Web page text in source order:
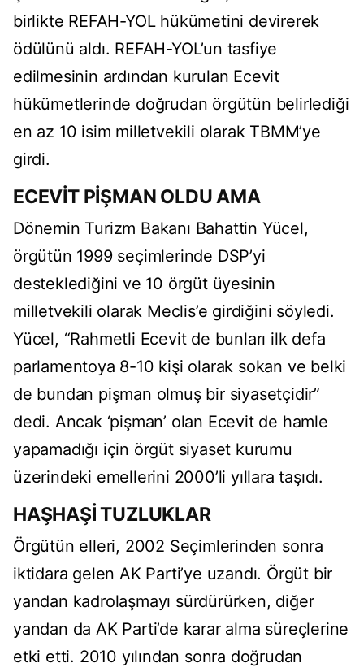
birlikte REFAH-YOL hükümetini devirerek
ödülünü aldı. REFAH-YOL’un tasfiye
edilmesinin ardından kurulan Ecevit
hükümetlerinde doğrudan örgütün belirlediği
en az 10 isim milletvekili olarak TBMM’ye
girdi.
ECEVİT PİŞMAN OLDU AMA
Dönemin Turizm Bakanı Bahattin Yücel,
örgütün 1999 seçimlerinde DSP’yi
desteklediğini ve 10 örgüt üyesinin
milletvekili olarak Meclis’e girdiğini söyledi.
Yücel, “Rahmetli Ecevit de bunları ilk defa
parlamentoya 8-10 kişi olarak sokan ve belki
de bundan pişman olmuş bir siyasetçidir”
dedi. Ancak ‘pişman’ olan Ecevit de hamle
yapamadığı için örgüt siyaset kurumu
üzerindeki emellerini 2000’li yıllara taşıdı.
HAŞHAŞİ TUZLUKLAR
Örgütün elleri, 2002 Seçimlerinden sonra
iktidara gelen AK Parti’ye uzandı. Örgüt bir
yandan kadrolaşmayı sürdürürken, diğer
yandan da AK Parti’de karar alma süreçlerine
etki etti. 2010 yılından sonra doğrudan